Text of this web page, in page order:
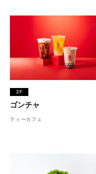
3F
ゴンチャ
ティーカフェ